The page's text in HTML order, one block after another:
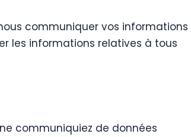
communiquer vos informations
les informations relatives à tous
communiquiez de données